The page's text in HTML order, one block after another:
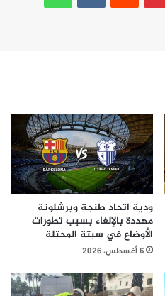
ودية اتحاد طنجة وبرشلونة
مهددة بالإلغاء بسبب تطورات
الأوضاع في سبتة المحتلة
6 أغسطس، 2026